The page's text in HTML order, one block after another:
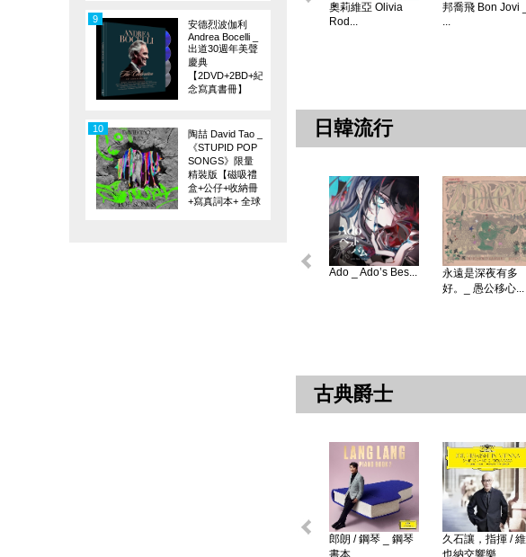
安德烈波伽利
Andrea Bocelli _
出道30週年美聲
慶典
【2DVD+2BD+紀
念寫真書冊】
9
陶喆 David Tao _
《STUPID POP
SONGS》限量
精裝版【磁吸禮
盒+公仔+收納冊
+寫真詞本+ 全球
10
奧莉維亞 Olivia
Rod...
邦喬飛 Bon Jovi _
...
日韓流行
Ado _ Ado’s Bes...
永遠是深夜有多
好。_ 愚公移心...
古典爵士
郎朗 / 鋼琴 _ 鋼琴
書本 ...
久石讓，指揮 / 維
也納交響樂...